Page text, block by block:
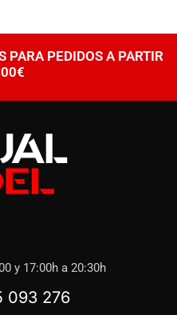
PARA PEDIDOS A PARTIR
y 17:00h a 20:30h
093 276